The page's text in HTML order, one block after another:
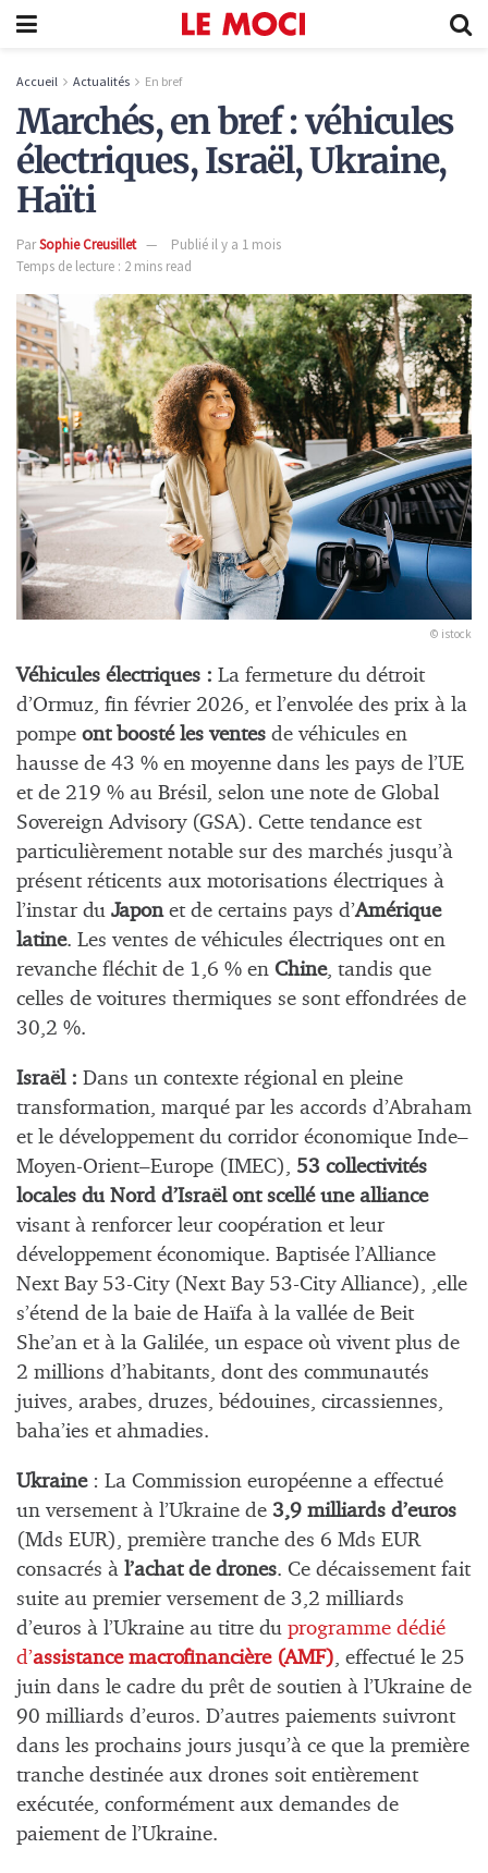
Accueil Actualités En bref
Marchés, en bref : véhicules
électriques, Israël, Ukraine,
Haïti
ParSophie Creusillet
Publié il y a 1 mois
Temps de lecture : 2 mins read
© istock
Véhicules électriques : La fermeture du détroit
d’Ormuz, fin février 2026, et l’envolée des prix à la
pompe ont boosté les ventes de véhicules en
hausse de 43 % en moyenne dans les pays de l’UE
et de 219 % au Brésil, selon une note de Global
Sovereign Advisory (GSA). Cette tendance est
particulièrement notable sur des marchés jusqu’à
présent réticents aux motorisations électriques à
l’instar du Japonet de certains pays d’Amérique
latine. Les ventes de véhicules électriques ont en
revanche fléchit de 1,6 % en Chine, tandis que
celles de voitures thermiques se sont effondrées de
30,2 %.
Israël : Dans un contexte régional en pleine
transformation, marqué par les accords d’Abraham
et le développement du corridor économique Inde–
Moyen-Orient–Europe (IMEC), 53 collectivités
locales du Nord d’Israël ont scellé une alliance
visant à renforcer leur coopération et leur
développement économique. Baptisée l’Alliance
Next Bay 53-City (Next Bay 53-City Alliance), ,elle
s’étend de la baie de Haïfa à la vallée de Beit
She’an et à la Galilée, un espace où vivent plus de
2 millions d’habitants, dont des communautés
juives, arabes, druzes, bédouines, circassiennes,
baha’ies et ahmadies.
Ukraine: La Commission européenne a effectué
un versement à l’Ukraine de 3,9 milliards d’euros
(Mds EUR), première tranche des 6 Mds EUR
consacrés à l’achat de drones. Ce décaissement fait
suite au premier versement de 3,2 milliards
d’euros à l’Ukraine au titre du programme dédié
d’assistance macrofinancière (AMF), effectué le 25
juin dans le cadre du prêt de soutien à l’Ukraine de
90 milliards d’euros. D’autres paiements suivront
dans les prochains jours jusqu’à ce que la première
tranche destinée aux drones soit entièrement
exécutée, conformément aux demandes de
paiement de l’Ukraine.